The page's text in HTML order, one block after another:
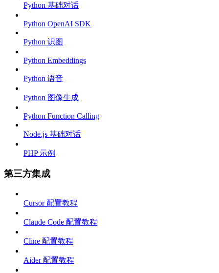
Python 基础对话
Python OpenAI SDK
Python 识图
Python Embeddings
Python 语音
Python 图像生成
Python Function Calling
Node.js 基础对话
PHP 示例
第三方集成
Cursor 配置教程
Claude Code 配置教程
Cline 配置教程
Aider 配置教程